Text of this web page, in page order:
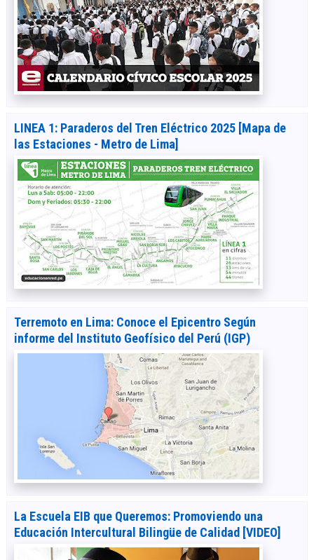
LINEA 1: Paraderos del Tren Eléctrico 2025 [Mapa de
las Estaciones - Metro de Lima]
Terremoto en Lima: Conoce el Epicentro Según
informe del Instituto Geofísico del Perú (IGP)
La Escuela EIB que Queremos: Promoviendo una
Educación Intercultural Bilingüe de Calidad [VIDEO]